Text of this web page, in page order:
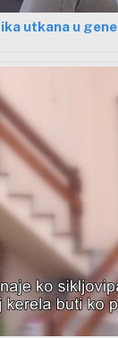
utkana u gene